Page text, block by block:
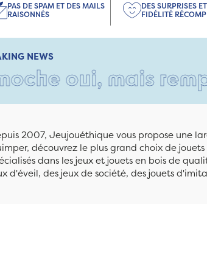
PAS DE SPAM ET DES MAILS
RAISONNÉS
DES SURPRISES
FIDÉLITÉ
NEWS
mais rempli
2007, Jeujouéthique vous propose une
découvrez le plus grand choix de
dans les jeux et jouets en bois de
d'éveil, des jeux de société, des jouets